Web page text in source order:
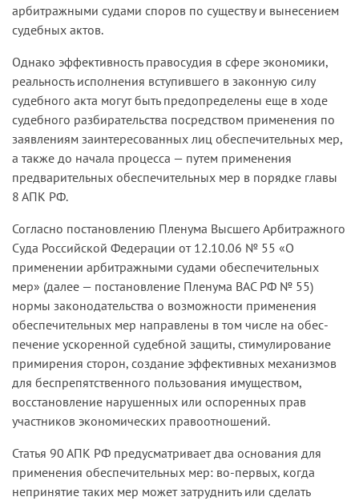
арбитражными судами споров по существу и вынесением
судебных актов.
Однако эффективность правосудия в сфере экономики,
реальность исполнения вступившего в законную силу
судебного акта могут быть предопределены еще в ходе
судебного разбирательства посредством применения по
заявлениям заинтересованных лиц обеспечительных мер,
а также до начала процесса — путем применения
предваритель­ных обеспечительных мер в порядке главы
8 АПК РФ.
Согласно постановлению Пленума Высшего Арбитражного
Суда Российской Федерации от 12.10.06 № 55 «О
применении арбит­ражными судами обеспечительных
мер» (далее — постановление Пленума ВАС РФ № 55)
нормы законодательства о возможности применения
обеспечительных мер направлены в том числе на обес­
печение ускоренной судебной защиты, стимулирование
примирения сторон, создание эффективных механизмов
для беспрепятственного пользования имуществом,
восстановление нарушенных или оспо­ренных прав
участников экономических правоотношений.
Статья 90 АПК РФ предусматривает два основания для
примене­ния обеспечительных мер: во-­первых, когда
непринятие таких мер может затруднить или сделать